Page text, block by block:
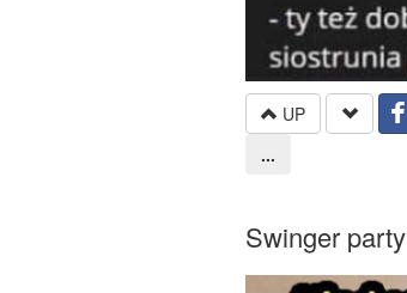
UP
...
Swinger party